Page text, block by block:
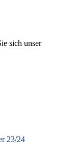
sich unser
23/24